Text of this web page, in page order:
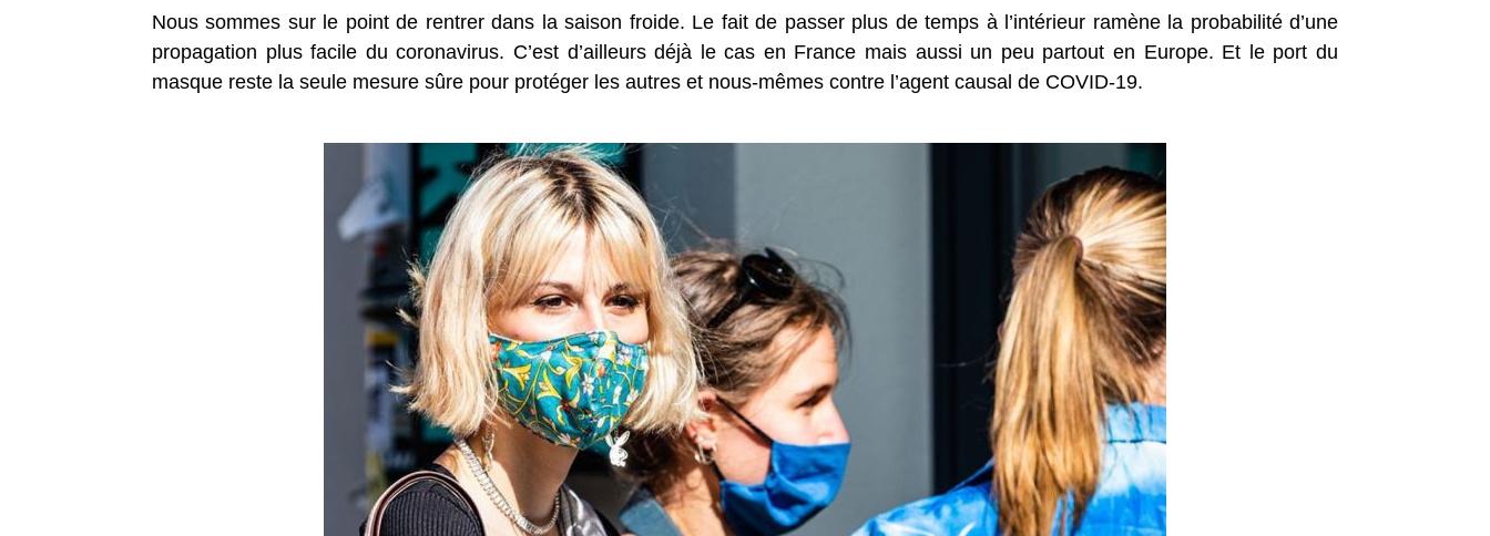
Nous sommes sur le point de rentrer dans la saison froide. Le fait de passer plus de temps à l’intérieur ramène la probabilité d’une
propagation plus facile du coronavirus. C’est d’ailleurs déjà le cas en France mais aussi un peu partout en Europe. Et le port du
masque reste la seule mesure sûre pour protéger les autres et nous-mêmes contre l’agent causal de COVID-19.